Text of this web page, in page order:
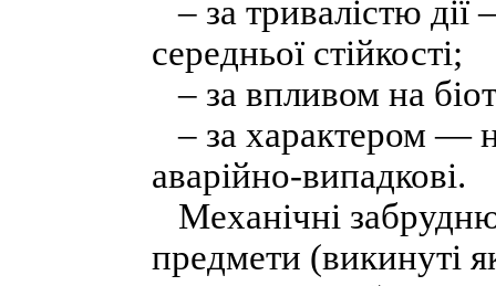
– за тривалістю дії
середньої стійкості;
– за впливом на
– за характером —
аварійно-випадкові.
Механічні
предмети (викинуті